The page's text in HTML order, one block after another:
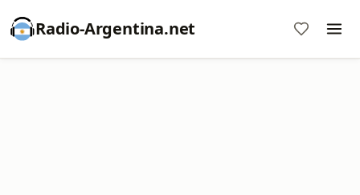
Radio-Argentina.net